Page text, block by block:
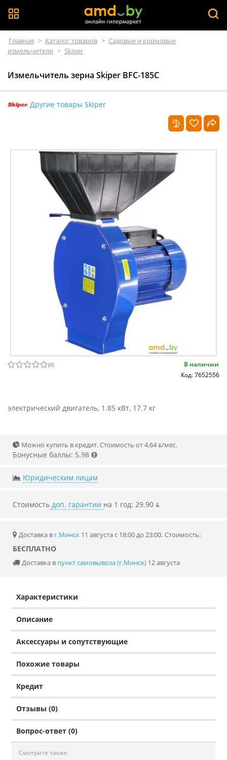
Главная > Каталог товаров > Садовые и кормовые
измельчители > Skiper
Измельчитель зерна Skiper BFC-185C
Другие товары Skiper
(0)
В наличии
Код: 7652556
электрический двигатель, 1.85 кВт, 17.7 кг
Можно купить в кредит. Стоимость от 4.64 ƃ/мec.
Бонусные баллы: 5.98
Юридическим лицам
Стоимость доп. гарантии на 1 год: 29.90 ƃ
Доставка в г.Минск 11 августа с 18:00 до 23:00. Стоимость:
БЕСПЛАТНО
Доставка в пункт самовывоза (г.Минск) 12 августа
Характеристики
Описание
Аксессуары и сопутствующие
Похожие товары
Кредит
Отзывы (0)
Вопрос-ответ (0)
Смотрите также